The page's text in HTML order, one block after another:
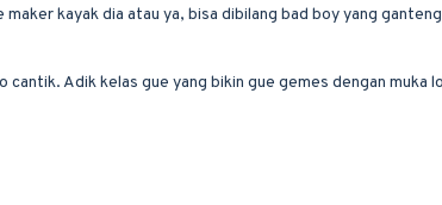
kayak dia atau ya, bisa dibilang bad boy yang
Adik kelas gue yang bikin gue gemes dengan muka